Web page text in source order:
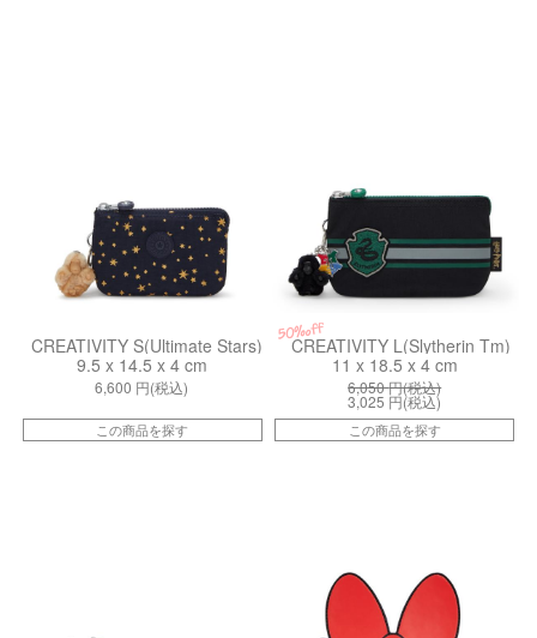
CREATIVITY S(Ultimate Stars)
9.5 x 14.5 x 4 cm
6,600 円(税込)
この商品を探す
50%off
CREATIVITY L(Slytherin Tm)
11 x 18.5 x 4 cm
6,050円(税込)
3,025 円(税込)
この商品を探す